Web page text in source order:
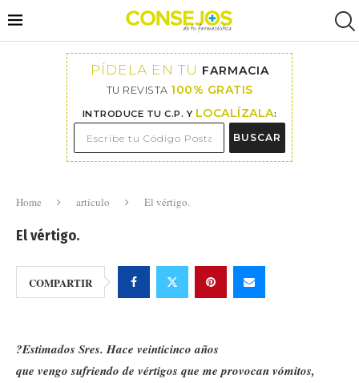
PÍDELA EN TU FARMACIA
TU REVISTA 100% GRATIS
INTRODUCE TU C.P. Y LOCALÍZALA:
BUSCAR
Home artículo El vértigo.
El vértigo.
COMPARTIR
?Estimados Sres. Hace veinticinco años
que vengo sufriendo de vértigos que me provocan vómitos,